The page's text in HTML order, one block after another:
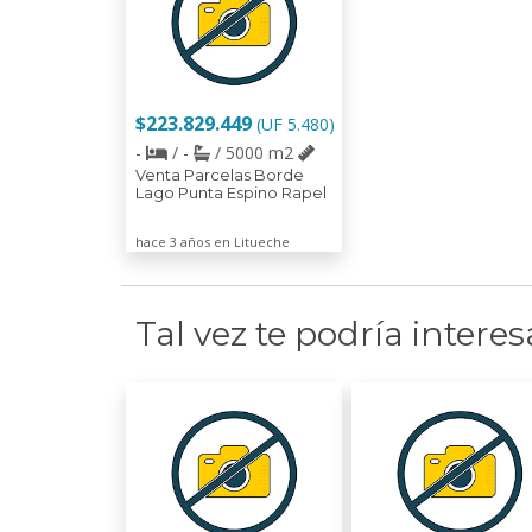
$223.829.449 (UF 5.480)
-
/ - / 5000 m2
Venta Parcelas Borde
Lago Punta Espino Rapel
hace 3 años en Litueche
Tal vez te podría